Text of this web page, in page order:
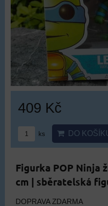
409 Kč
ks DO
Figurka POP Ninja
cm | sběratelská
DOPRAVA ZDARMA